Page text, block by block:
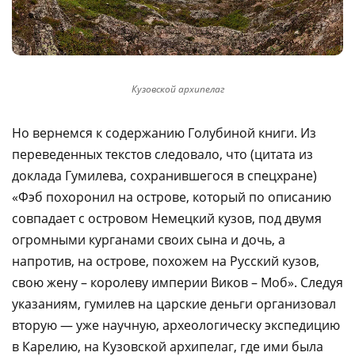
Кузовской архипелаг
Но вернемся к содержанию Голубиной книги. Из
переведенных текстов следовало, что (цитата из
доклада Гумилева, сохранившегося в спецхране)
«Фэб похоронил на острове, который по описанию
совпадает с островом Немецкий кузов, под двумя
огромными курганами своих сына и дочь, а
напротив, на острове, похожем на Русский кузов,
свою жену – королеву империи Виков – Моб». Следуя
указаниям, гумилев на царские деньги организовал
вторую — уже научную, археологическу экспедицию
в Карелию, на Кузовской архипелаг, где ими была